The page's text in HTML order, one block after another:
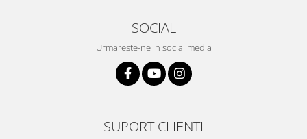
SOCIAL
Urmareste-ne in social media
SUPORT CLIENTI